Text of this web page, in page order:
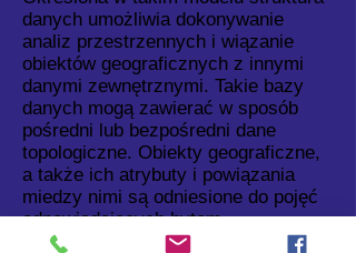
danych umożliwia dokonywanie
analiz przestrzennych i wiązanie
obiektów geograficznych z innymi
danymi zewnętrznymi. Takie bazy
danych mogą zawierać w sposób
pośredni lub bezpośredni dane
topologiczne. Obiekty geograficzne,
a także ich atrybuty i powiązania
miedzy nimi są odniesione do pojęć
odpowiadających bytom
rzeczywistym.